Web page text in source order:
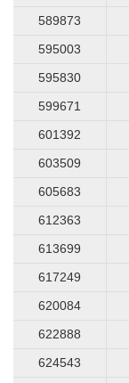
589873
595003
595830
599671
601392
603509
605683
612363
613699
617249
620084
622888
624543